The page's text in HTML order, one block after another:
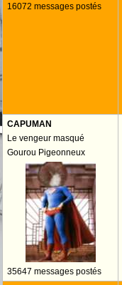
16072 messages postés
CAPUMAN
Le vengeur masqué
Gourou Pigeonneux
35647 messages postés